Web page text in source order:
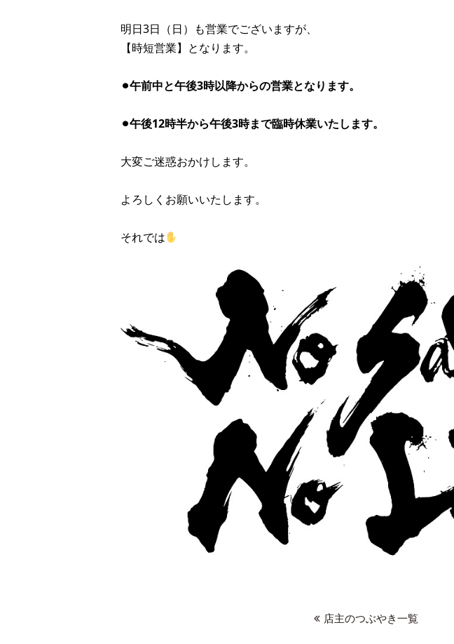
明日3日（日）も営業でございますが、
【時短営業】となります。
⚫︎午前中と午後3時以降からの営業となります。
⚫︎午後12時半から午後3時まで臨時休業いたします。
大変ご迷惑おかけします。
よろしくお願いいたします。
それでは
店主のつぶやき一覧